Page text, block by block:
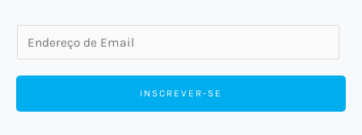
m
a
INSCREVER-SE